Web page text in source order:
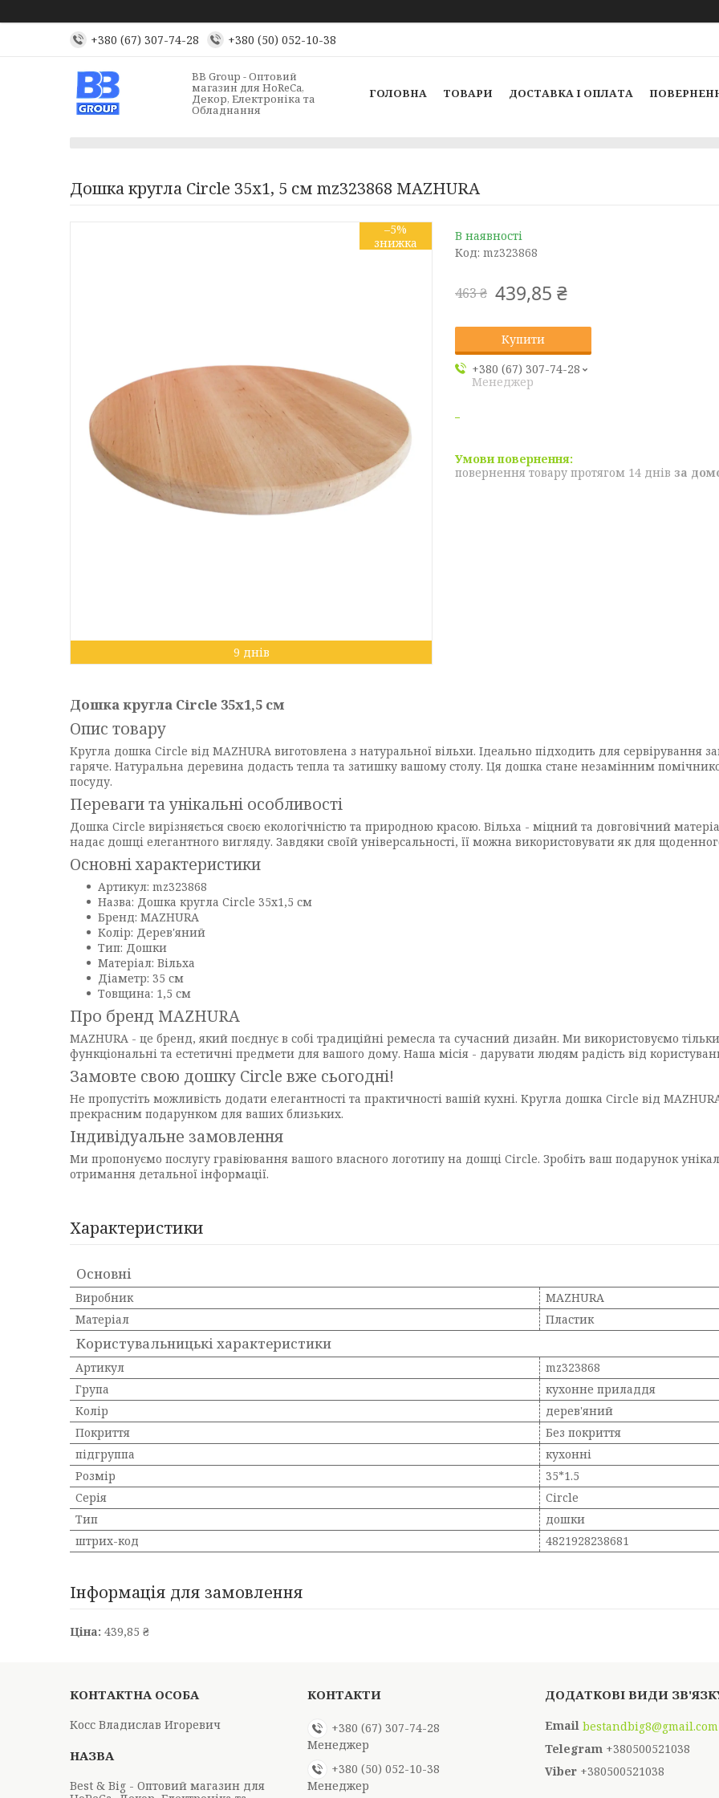
+380 (67) 307-74-28 +380 (50) 052-10-38
BB Group - Оптовий
магазин для HoReCa,
Декор, Електроніка та
Обладнання
ГОЛОВНА ТОВАРИ ДОСТАВКА І ОПЛАТА
Дошка кругла Сircle 35х1, 5 см mz323868 MAZHURA
–5%
9 днів
В наявності
Код: mz323868
463 ₴ 439,85 ₴
Купити
+380 (67) 307-74-28
Менеджер
повернення товару протягом 14 днів за
Дошка кругла Circle 35х1,5 см
Опис товару
Кругла дошка Circle від MAZHURA виготовлена з натуральної вільхи. Ідеально підходить для сервірування
гаряче. Натуральна деревина додасть тепла та затишку вашому столу. Ця дошка стане незамінним
посуду.
Переваги та унікальні особливості
Дошка Circle вирізняється своєю екологічністю та природною красою. Вільха - міцний та довговічний
надає дошці елегантного вигляду. Завдяки своїй універсальності, її можна використовувати як для
Основні характеристики
Артикул: mz323868
Назва: Дошка кругла Circle 35х1,5 см
Бренд: MAZHURA
Колір: Дерев'яний
Тип: Дошки
Матеріал: Вільха
Діаметр: 35 см
Товщина: 1,5 см
Про бренд MAZHURA
MAZHURA - це бренд, який поєднує в собі традиційні ремесла та сучасний дизайн. Ми використовуємо
функціональні та естетичні предмети для вашого дому. Наша місія - дарувати людям радість від
Замовте свою дошку Circle вже сьогодні!
Не пропустіть можливість додати елегантності та практичності вашій кухні. Кругла дошка Circle від
прекрасним подарунком для ваших близьких.
Індивідуальне замовлення
Ми пропонуємо послугу гравіювання вашого власного логотипу на дошці Circle. Зробіть ваш подарунок
отримання детальної інформації.
Характеристики
Основні
Виробник
MAZHURA
Матеріал
Пластик
Користувальницькі характеристики
Артикул
mz323868
Група
кухонне приладдя
Колір
дерев'яний
Покриття
Без покриття
підгруппа
кухонні
Розмір
35*1.5
Серія
Circle
Тип
дошки
штрих-код
4821928238681
Інформація для замовлення
Ціна: 439,85 ₴
Косс Владислав Игоревич
Best & Big - Оптовий магазин для
+380 (67) 307-74-28
Менеджер
+380 (50) 052-10-38
Менеджер
bestandbig8@gmail.com
+380500521038
+380500521038